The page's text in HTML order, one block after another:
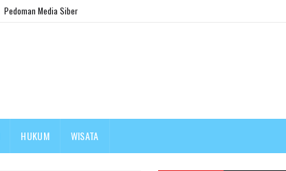
Pedoman Media Siber
HUKUM WISATA